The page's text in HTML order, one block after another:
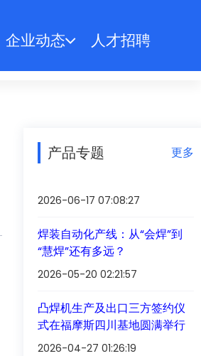
企业动态 人才招聘
产品专题 更多
2026-06-17 07:08:27
焊装自动化产线：从“会焊”到
“慧焊”还有多远？
2026-05-20 02:21:57
凸焊机生产及出口三方签约仪
式在福摩斯四川基地圆满举行
2026-04-27 01:26:19